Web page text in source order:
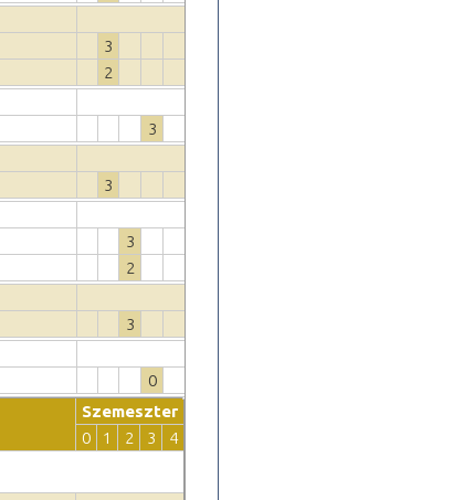
3
2
3
3
3
2
3
0
Szemeszter
0
1 2 3 4